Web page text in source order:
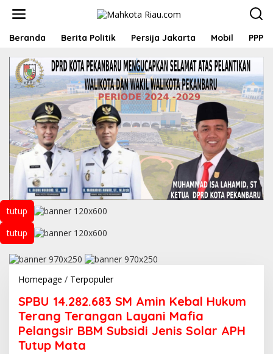
Beranda Berita Politik Persija Jakarta Mobil PPP
tutup
tutup
Homepage / TerpopulerS
B
U
1
4
SPBU 14.282.683 SM Amin Kebal Hukum
Terang Terangan Layani Mafia
Pelangsir BBM Subsidi Jenis Solar APH
Tutup Mata